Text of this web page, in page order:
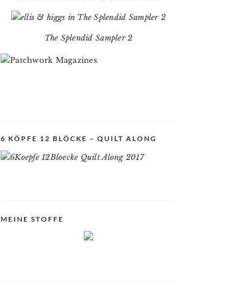
The Splendid Sampler 2
6 KÖPFE 12 BLÖCKE – QUILT ALONG
MEINE STOFFE